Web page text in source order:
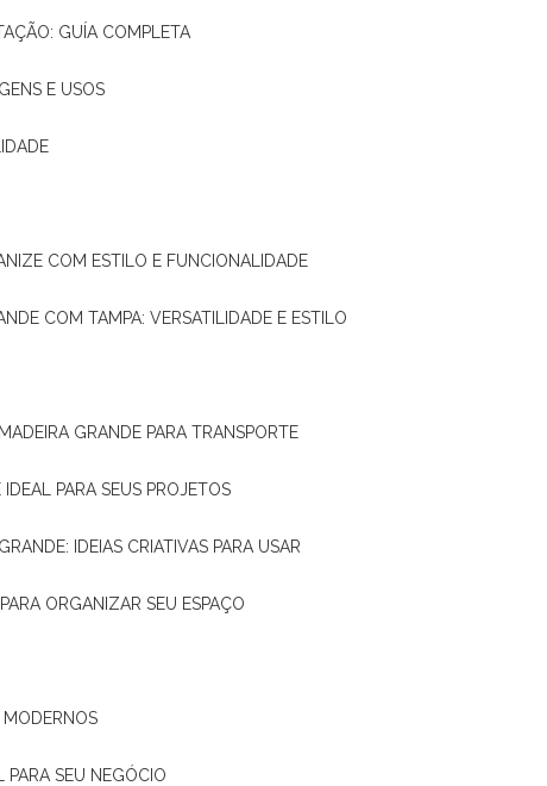
GUÍA COMPLETA
E USOS
COM ESTILO E FUNCIONALIDADE
COM TAMPA: VERSATILIDADE E ESTILO
MADEIRA GRANDE PARA TRANSPORTE
PARA SEUS PROJETOS
IDEIAS CRIATIVAS PARA USAR
ORGANIZAR SEU ESPAÇO
PARA SEU NEGÓCIO